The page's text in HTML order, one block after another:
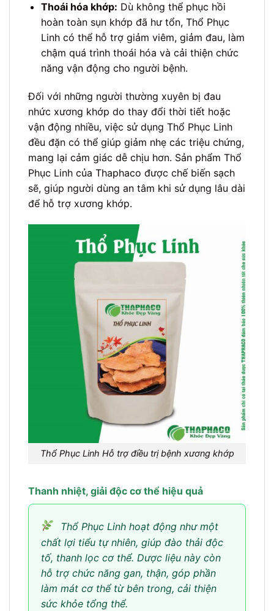
Thoái hóa khớp: Dù không thể phục hồi
hoàn toàn sụn khớp đã hư tổn, Thổ Phục
Linh có thể hỗ trợ giảm viêm, giảm đau, làm
chậm quá trình thoái hóa và cải thiện chức
năng vận động cho người bệnh.
Đối với những người thường xuyên bị đau
nhức xương khớp do thay đổi thời tiết hoặc
vận động nhiều, việc sử dụng Thổ Phục Linh
đều đặn có thể giúp giảm nhẹ các triệu chứng,
mang lại cảm giác dễ chịu hơn. Sản phẩm Thổ
Phục Linh của Thaphaco được chế biến sạch
sẽ, giúp người dùng an tâm khi sử dụng lâu dài
để hỗ trợ xương khớp.
Thổ Phục Linh Hỗ trợ điều trị bệnh xương khớp
Thanh nhiệt, giải độc cơ thể hiệu quả
Thổ Phục Linh hoạt động như một
chất lợi tiểu tự nhiên, giúp đào thải độc
tố, thanh lọc cơ thể. Dược liệu này còn
hỗ trợ chức năng gan, thận, góp phần
làm mát cơ thể từ bên trong, cải thiện
sức khỏe tổng thể.